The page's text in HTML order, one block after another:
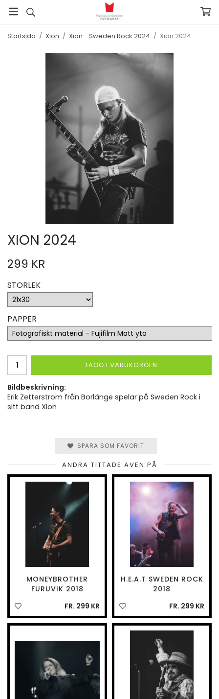
Startsida / Xion / Xion - Sweden Rock 2024 / Xion 2024
XION 2024
299 KR
STORLEK
PAPPER
LÄGG I VARUKORGEN
Bildbeskrivning:
Erik Zetterström från Borlänge spelar på Sweden Rock i
sitt band Xion
SPARA SOM FAVORIT
ANDRA TITTADE ÄVEN PÅ
MONEYBROTHER
FURUVIK 2018
FR. 299 KR
H.E.A.T SWEDEN ROCK
2018
FR. 299 KR